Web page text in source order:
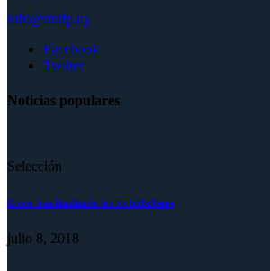
info@mufp.uy
Facebook
Twitter
Noticias populares
Selección
Como han finalizado los 55 futbolistas
julio 8, 2018